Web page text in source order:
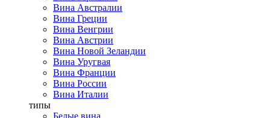
Вина Австралии
Вина Греции
Вина Венгрии
Вина Австрии
Вина Новой Зеландии
Вина Уругвая
Вина Франции
Вина России
Вина Италии
типы
Белые вина